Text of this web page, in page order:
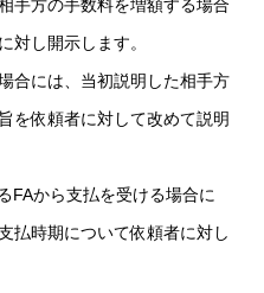
手方の手数料を増額する場合
対し開示します。
合には、当初説明した相手方
を依頼者に対して改めて説明
FAから支払を受ける場合に
払時期について依頼者に対し